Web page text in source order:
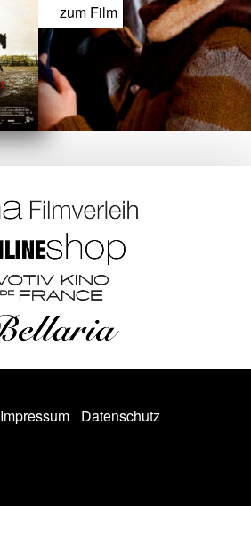
zum Film
Impressum
Datenschutz